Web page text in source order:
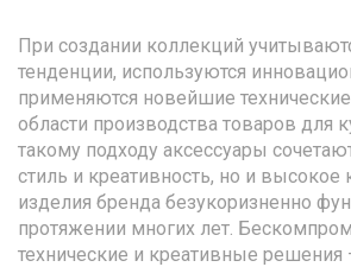
При создании коллекций
тенденции, используются
применяются новейшие
области производства товаров для
такому подходу аксессуары
стиль и креативность, но и высокое
изделия бренда безукоризненно
протяжении многих лет.
технические и креативные решения